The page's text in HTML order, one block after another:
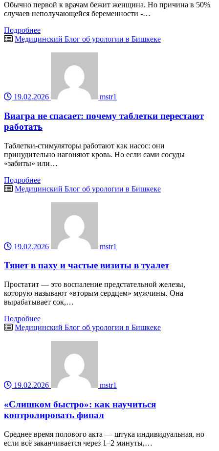
Обычно первой к врачам бежит женщина. Но причина в 50%
случаев неполучающейся беременности -…
Подробнее
Медицинский Блог об урологии в Бишкеке
19.02.2026 mstr1
Виагра не спасает: почему таблетки перестают
работать
Таблетки-стимуляторы работают как насос: они
принудительно нагоняют кровь. Но если сами сосуды
«забиты» или…
Подробнее
Медицинский Блог об урологии в Бишкеке
19.02.2026 mstr1
Тянет в паху и частые визиты в туалет
Простатит — это воспаление предстательной железы,
которую называют «вторым сердцем» мужчины. Она
вырабатывает сок,…
Подробнее
Медицинский Блог об урологии в Бишкеке
19.02.2026 mstr1
«Слишком быстро»: как научиться
контролировать финал
Среднее время полового акта — штука индивидуальная, но
если всё заканчивается через 1–2 минуты,…